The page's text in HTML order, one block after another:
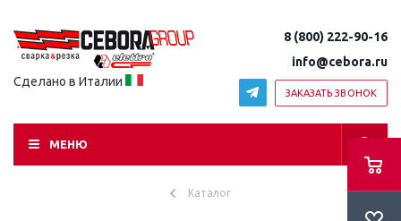
Сделано в Италии
8 (800) 222-90-16
info@cebora.ru
ЗАКАЗАТЬ ЗВОНОК
МЕНЮ
Каталог